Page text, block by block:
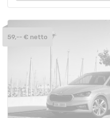
59,-- € netto